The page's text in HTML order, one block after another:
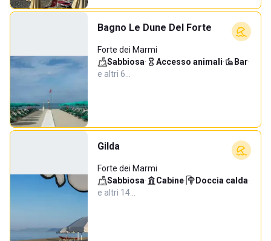
Bagno Le Dune Del Forte
Forte dei Marmi
Sabbiosa· Accesso animali· Bar·
e altri 6…
Gilda
Forte dei Marmi
Sabbiosa· Cabine· Doccia calda·
e altri 14…